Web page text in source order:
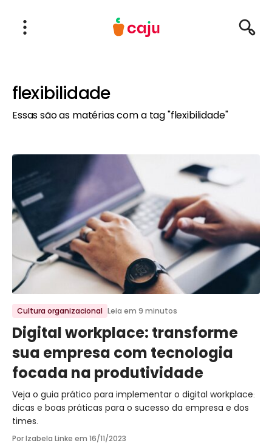
Menu Principal
Abrir Menu
flexibilidade
Essas são as matérias com a tag "flexibilidade"
Cultura organizacional Leia em 9 minutos
Digital workplace: transforme
sua empresa com tecnologia
focada na produtividade
Veja o guia prático para implementar o digital workplace:
dicas e boas práticas para o sucesso da empresa e dos
times.
Por Izabela Linke em 16/11/2023